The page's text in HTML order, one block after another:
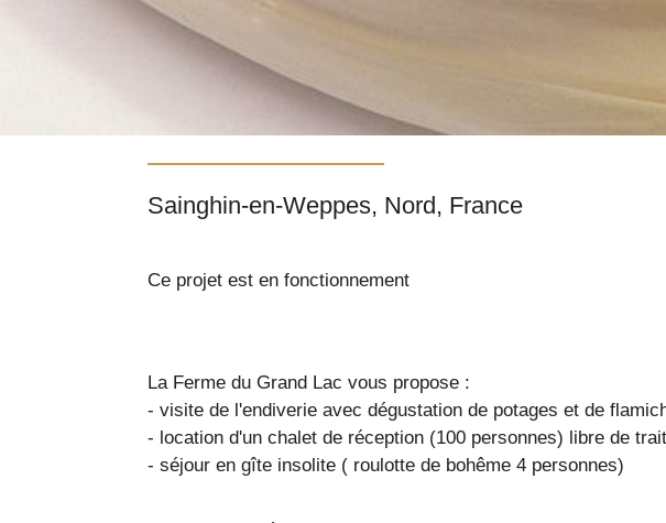
Sainghin-en-Weppes, Nord, France
Ce projet est en fonctionnement
La Ferme du Grand Lac vous propose :
- visite de l'endiverie avec dégustation de potages et de
- location d'un chalet de réception (100 personnes) libre de
- séjour en gîte insolite ( roulotte de bohême 4 personnes)